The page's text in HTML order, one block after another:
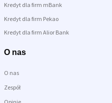
Kredyt dla firm mBank
Kredyt dla firm Pekao
Kredyt dla firm Alior Bank
O nas
O nas
Zespół